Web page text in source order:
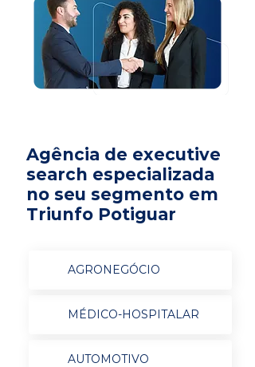
Agência de executive
search especializada
no seu segmento em
Triunfo Potiguar
AGRONEGÓCIO
MÉDICO-HOSPITALAR
AUTOMOTIVO